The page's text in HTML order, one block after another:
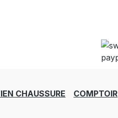
CHAUSSURE COMPTOIR